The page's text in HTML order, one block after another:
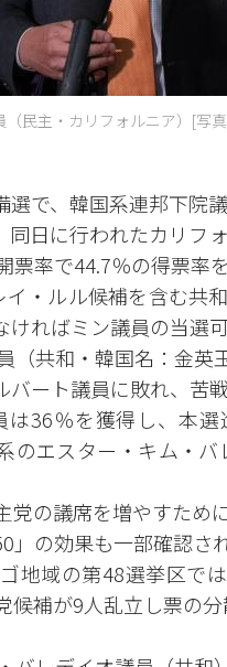
民主・カリフォルニア）[写
で、韓国系連邦下院
日に行われたカリフ
率で44.7％の得票率
・ルル候補を含む共
ればミン議員の当選
（共和・韓国名：金英
ート議員に敗れ、苦戦
36％を獲得し、本
のエスター・キム・
党の議席を増やすため
の効果も一部確認され
地域の第48選挙区で
候補が9人乱立し票の